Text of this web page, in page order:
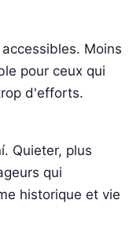
Moins
pour ceux qui
d'efforts.
Quieter, plus
qui
historique et vie